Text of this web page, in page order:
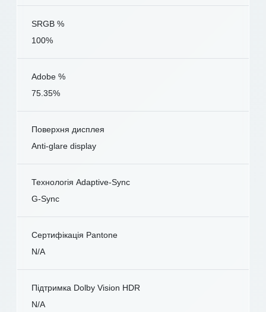
SRGB %
100%
Adobe %
75.35%
Поверхня дисплея
Anti-glare display
Технологія Adaptive-Sync
G-Sync
Сертифікація Pantone
N/A
Підтримка Dolby Vision HDR
N/A